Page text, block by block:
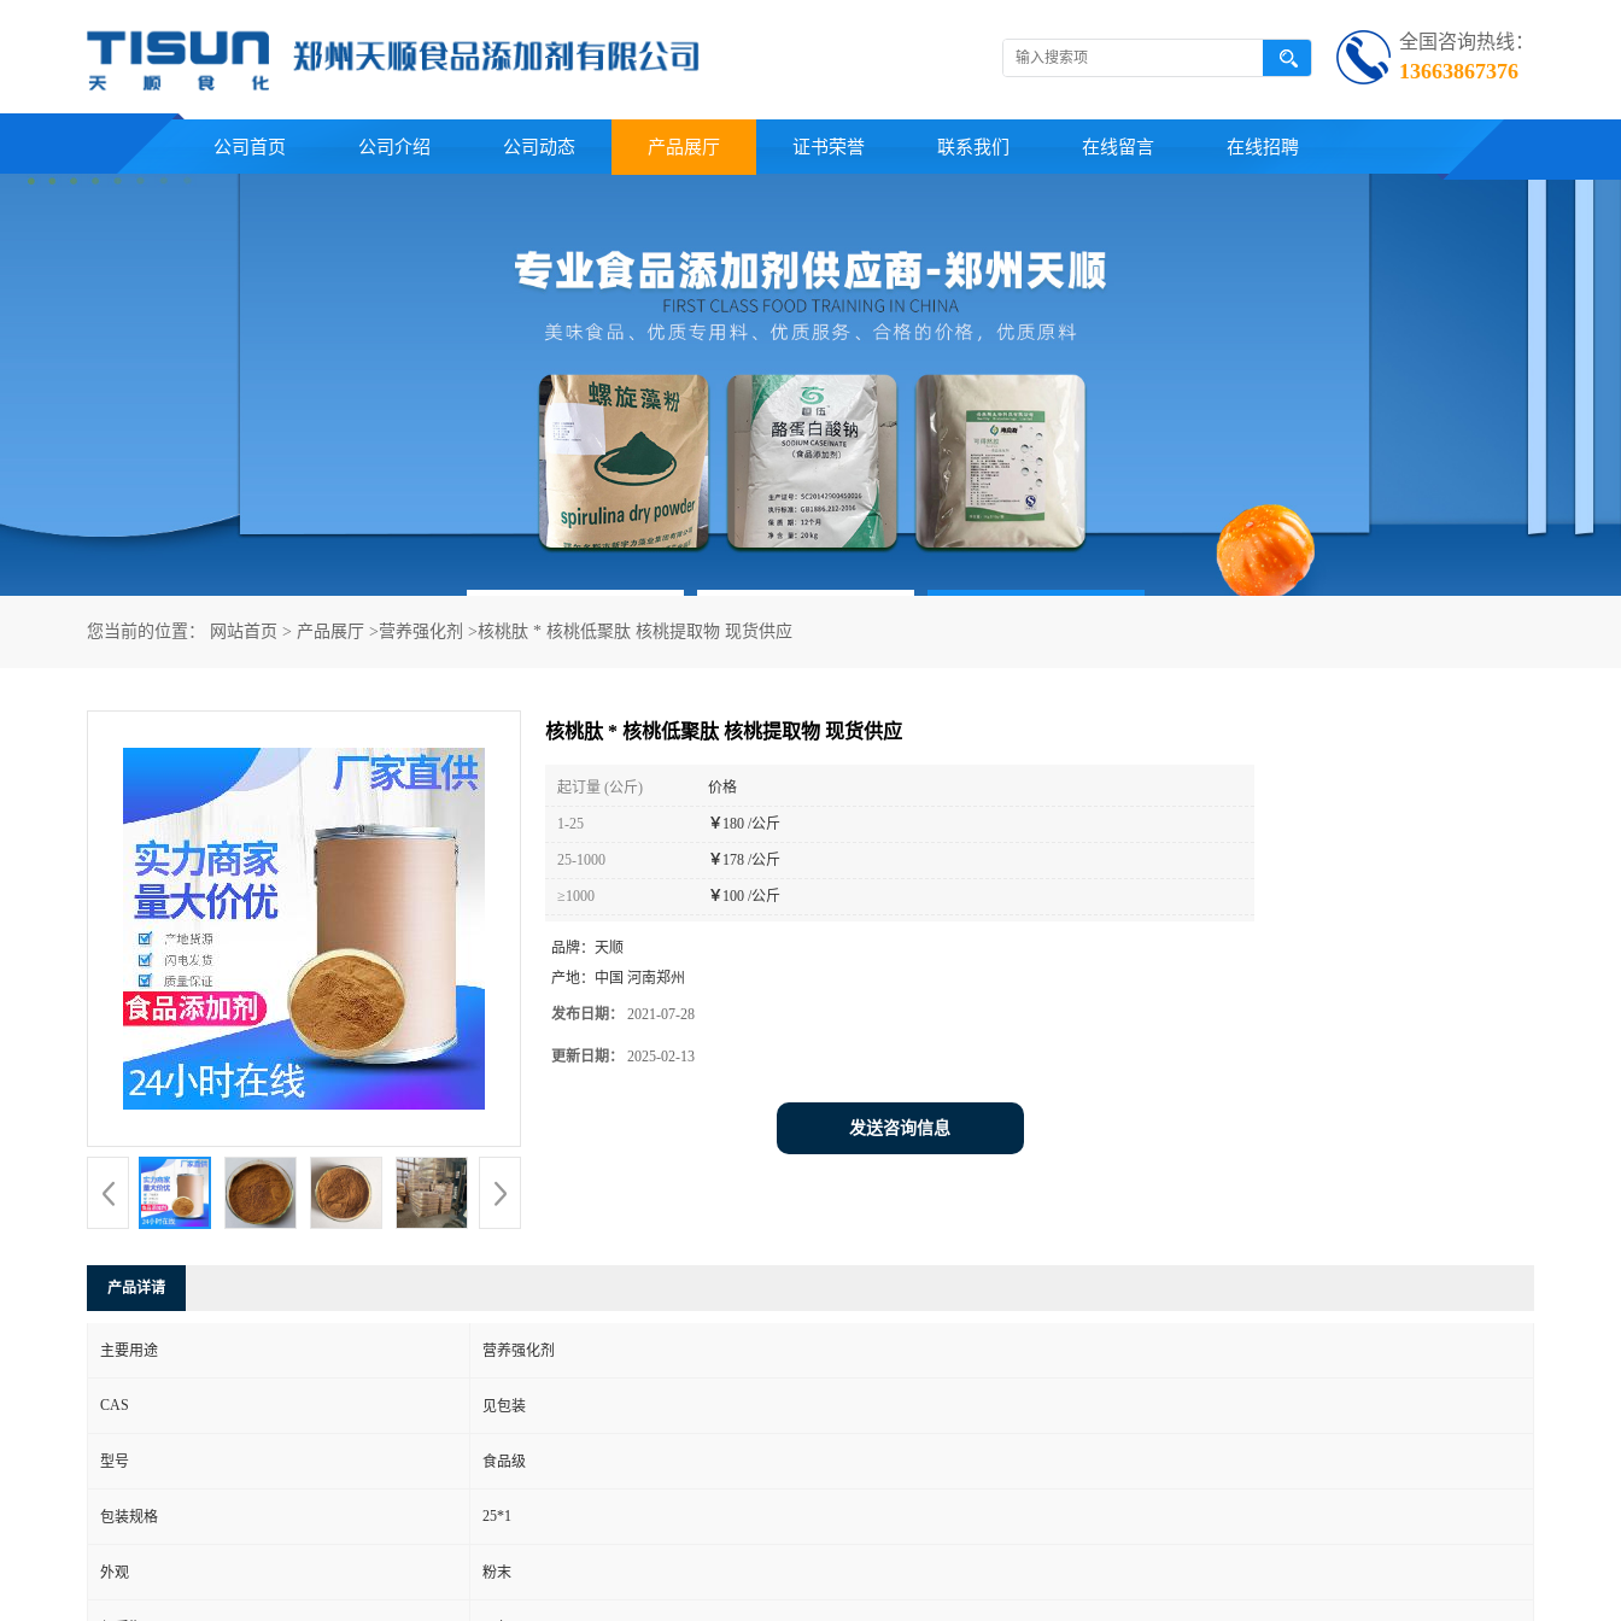
全国咨询热线：
13663867376
公司首页 公司介绍 公司动态 产品展厅 证书荣誉 联系我们 在线留言 在线招聘
您当前的位置： 网站首页 > 产品展厅 >营养强化剂 >核桃肽 * 核桃低聚肽 核桃提取物 现货供应
核桃肽 * 核桃低聚肽 核桃提取物 现货供应
起订量 (公斤) 价格
1-25 ￥ 180 /公斤
25-1000 ￥ 178 /公斤
≥1000 ￥ 100 /公斤
品牌： 天顺
产地： 中国 河南郑州
发布日期： 2021-07-28
更新日期： 2025-02-13
发送咨询信息
产品详请
主要用途 营养强化剂
CAS 见包装
型号 食品级
包装规格 25*1
外观 粉末